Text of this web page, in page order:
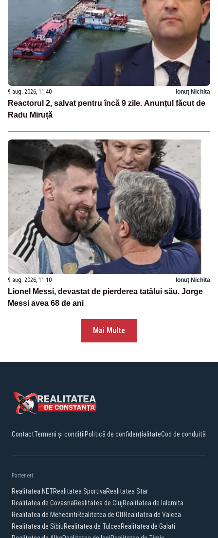
9 aug. 2026, 11:40 Ionuț Nichita
Reactorul 2, salvat pentru încă 9 zile. Anunțul făcut de
Radu Miruță
9 aug. 2026, 11:10 Ionuț Nichita
Lionel Messi, devastat de pierderea tatălui său. Jorge
Messi avea 68 de ani
Mai Multe
ContactTermeni și condițiiPolitică de confidențialitateCod de conduită
Parteneri:
Realitatea.NETRealitatea SportivaRealitatea Star
Realitatea de CovasnaRealitatea de ClujRealitatea de Ialomita
Realitatea de MehedintiRealitatea de OltRealitatea de Valcea
Realitatea de SibiuRealitatea de TulceaRealitatea de Galati